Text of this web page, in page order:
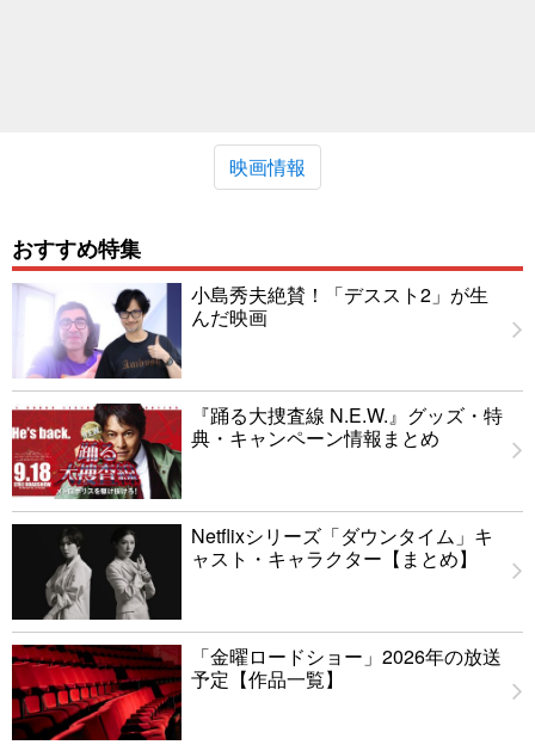
映画情報
おすすめ特集
小島秀夫絶賛！「デススト2」が生
んだ映画
『踊る大捜査線 N.E.W.』グッズ・特
典・キャンペーン情報まとめ
Netflixシリーズ「ダウンタイム」キ
ャスト・キャラクター【まとめ】
「金曜ロードショー」2026年の放送
予定【作品一覧】